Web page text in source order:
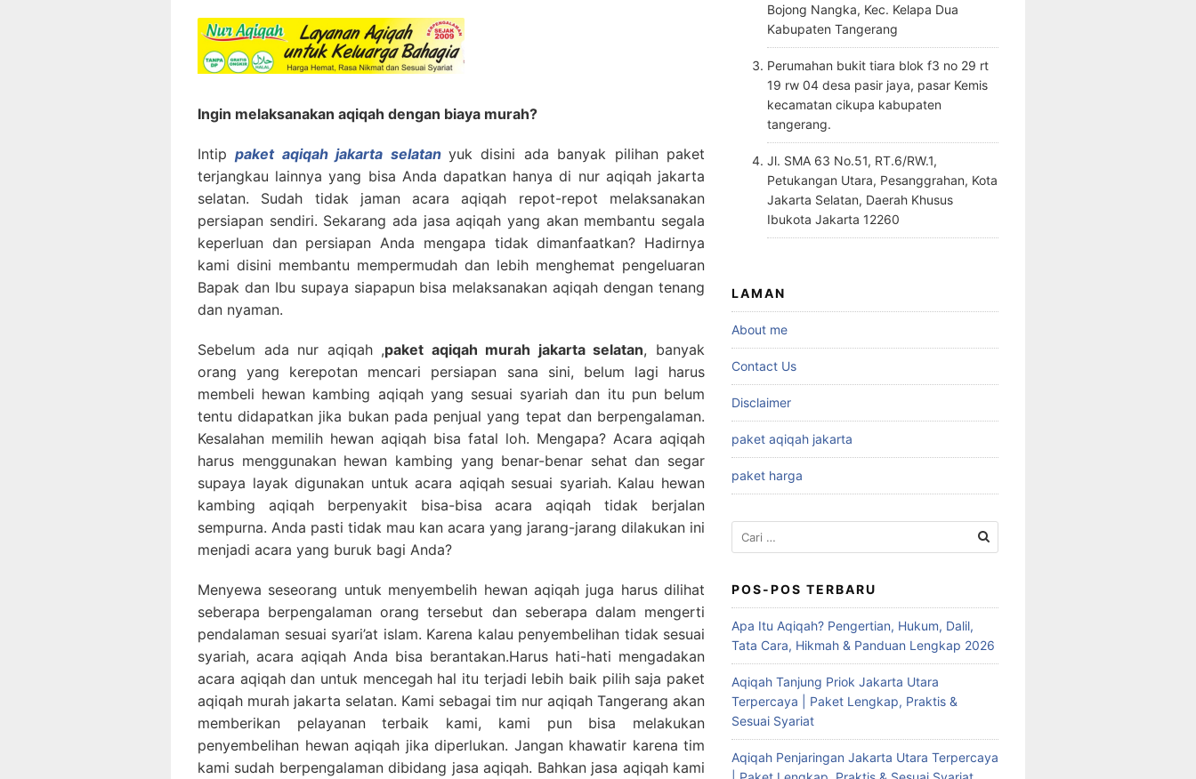
Ingin melaksanakan aqiqah dengan biaya murah?
Intippaket aqiqah jakarta selatan yuk disini ada banyak pilihan paket
terjangkau lainnya yang bisa Anda dapatkan hanya di nur aqiqah jakarta
selatan. Sudah tidak jaman acara aqiqah repot-repot melaksanakan
persiapan sendiri. Sekarang ada jasa aqiqah yang akan membantu segala
keperluan dan persiapan Anda mengapa tidak dimanfaatkan? Hadirnya
kami disini membantu mempermudah dan lebih menghemat pengeluaran
Bapak dan Ibu supaya siapapun bisa melaksanakan aqiqah dengan tenang
dan nyaman.
Sebelum ada nur aqiqah ,paket aqiqah murah jakarta selatan, banyak
orang yang kerepotan mencari persiapan sana sini, belum lagi harus
membeli hewan kambing aqiqah yang sesuai syariah dan itu pun belum
tentu didapatkan jika bukan pada penjual yang tepat dan berpengalaman.
Kesalahan memilih hewan aqiqah bisa fatal loh. Mengapa? Acara aqiqah
harus menggunakan hewan kambing yang benar-benar sehat dan segar
supaya layak digunakan untuk acara aqiqah sesuai syariah. Kalau hewan
kambing aqiqah berpenyakit bisa-bisa acara aqiqah tidak berjalan
sempurna. Anda pasti tidak mau kan acara yang jarang-jarang dilakukan ini
menjadi acara yang buruk bagi Anda?
Menyewa seseorang untuk menyembelih hewan aqiqah juga harus dilihat
seberapa berpengalaman orang tersebut dan seberapa dalam mengerti
pendalaman sesuai syari’at islam. Karena kalau penyembelihan tidak sesuai
syariah, acara aqiqah Anda bisa berantakan.Harus hati-hati mengadakan
acara aqiqah dan untuk mencegah hal itu terjadi lebih baik pilih saja paket
aqiqah murah jakarta selatan. Kami sebagai tim nur aqiqah Tangerang akan
memberikan pelayanan terbaik kami, kami pun bisa melakukan
penyembelihan hewan aqiqah jika diperlukan. Jangan khawatir karena tim
kami sudah berpengalaman dibidang jasa aqiqah. Bahkan jasa aqiqah kami
Bojong Nangka, Kec. Kelapa Dua
Kabupaten Tangerang
Perumahan bukit tiara blok f3 no 29 rt
19 rw 04 desa pasir jaya, pasar Kemis
kecamatan cikupa kabupaten
tangerang.
Jl. SMA 63 No.51, RT.6/RW.1,
Petukangan Utara, Pesanggrahan, Kota
Jakarta Selatan, Daerah Khusus
Ibukota Jakarta 12260
LAMAN
About me
Contact Us
Disclaimer
paket aqiqah jakarta
paket harga
Cari
untuk:
POS-POS TERBARU
Apa Itu Aqiqah? Pengertian, Hukum, Dalil,
Tata Cara, Hikmah & Panduan Lengkap 2026
Aqiqah Tanjung Priok Jakarta Utara
Terpercaya | Paket Lengkap, Praktis &
Sesuai Syariat
Aqiqah Penjaringan Jakarta Utara Terpercaya